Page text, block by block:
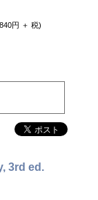
円 ＋ 税)
3rd ed.